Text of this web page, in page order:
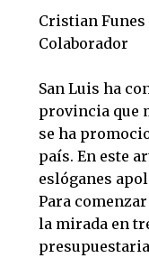
Cristian Funes
Colaborador
San Luis ha
provincia que
se ha
país. En este
eslóganes
Para
la mirada en